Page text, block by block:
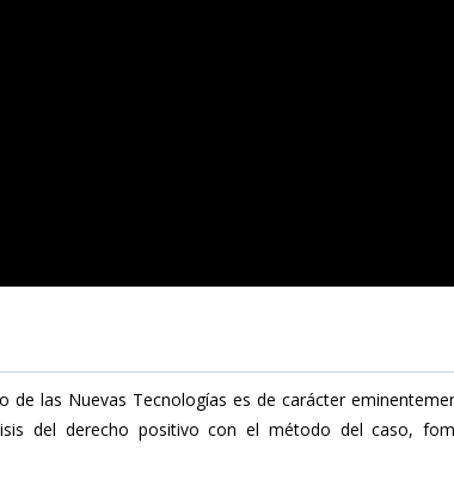
las Nuevas Tecnologías es de carácter
del derecho positivo con el método del caso,